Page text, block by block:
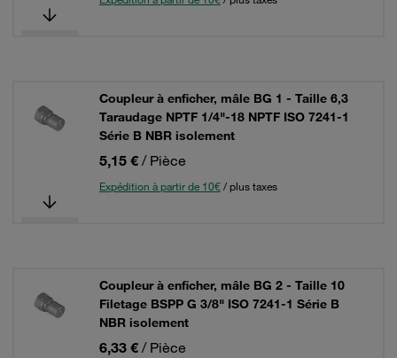
Coupleur à enficher, mâle BG 1 - Taille 6,3
Taraudage NPTF 1/4"-18 NPTF ISO 7241-1
Série B NBR isolement
5,15 € / Pièce
Expédition à partir de 10€/ plus taxes
Coupleur à enficher, mâle BG 2 - Taille 10
Filetage BSPP G 3/8" ISO 7241-1 Série B
NBR isolement
6,33 € / Pièce